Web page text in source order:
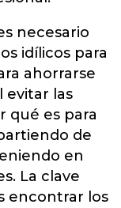
necesario
idílicos para
ahorrarse
evitar las
qué es para
de
en
La clave
encontrar los